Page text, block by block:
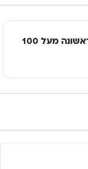
ללקוחות חדשים! 10% הנחה בקנייה ראשונה מעל 100